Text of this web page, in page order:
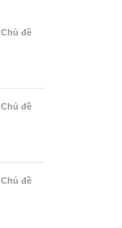
Chủ đề
Chủ đề
Chủ đề